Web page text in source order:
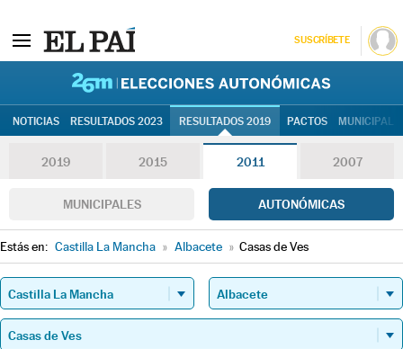
SUSCRÍBETE
NOTICIAS RESULTADOS 2023 RESULTADOS 2019 PACTOS
2019 2015 2011 2007
MUNICIPALES AUTONÓMICAS
Estás en: Castilla La Mancha » Albacete » Casas de Ves